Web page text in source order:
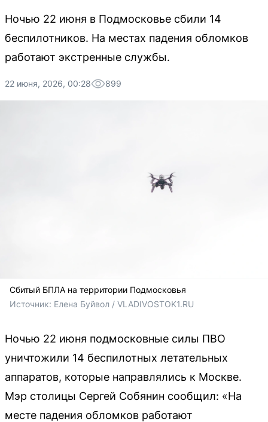
Ночью 22 июня в Подмосковье сбили 14
беспилотников. На местах падения обломков
работают экстренные службы.
22 июня, 2026, 00:28 899
Сбитый БПЛА на территории Подмосковья
Источник: Елена Буйвол / VLADIVOSTOK1.RU
Ночью 22 июня подмосковные силы ПВО
уничтожили 14 беспилотных летательных
аппаратов, которые направлялись к Москве.
Мэр столицы Сергей Собянин сообщил: «На
месте падения обломков работают